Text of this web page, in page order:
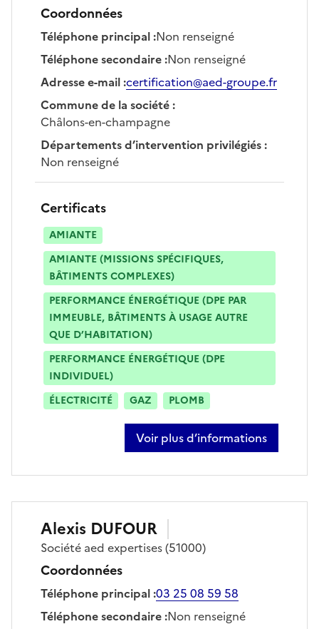
Coordonnées
Téléphone principal:Non renseigné
Téléphone secondaire:Non renseigné
Adresse e-mail:certification@aed-groupe.fr
Commune de la société:
Châlons-en-champagne
Départements d’intervention privilégiés:
Non renseigné
Certificats
AMIANTE
AMIANTE (MISSIONS SPÉCIFIQUES,
BÂTIMENTS COMPLEXES)
PERFORMANCE ÉNERGÉTIQUE (DPE PAR
IMMEUBLE, BÂTIMENTS À USAGE AUTRE
QUE D’HABITATION)
PERFORMANCE ÉNERGÉTIQUE (DPE
INDIVIDUEL)
ÉLECTRICITÉ
GAZ PLOMB
Voir plus d’informations
sur benjamin dalberto
Alexis DUFOUR
Société aed expertises(51000)
Coordonnées
Téléphone principal:03 25 08 59 58
Téléphone secondaire:Non renseigné